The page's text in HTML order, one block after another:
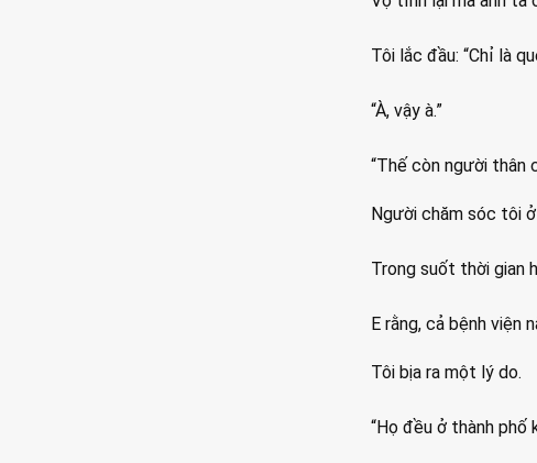
Tôi lắc đầu: “Chỉ là
“À, vậy à.”
“Thế còn người thân
Người chăm sóc tôi
Trong suốt thời gian
E rằng, cả bệnh viện
Tôi bịa ra một lý do.
“Họ đều ở thành phố